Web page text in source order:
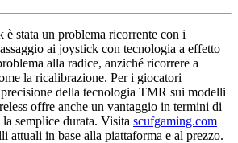
è stata un problema ricorrente con i
ai joystick con tecnologia a effetto
alla radice, anziché ricorrere a
la ricalibrazione. Per i giocatori
della tecnologia TMR sui modelli
offre anche un vantaggio in termini di
semplice durata. Visita scufgaming.com
attuali in base alla piattaforma e al prezzo.